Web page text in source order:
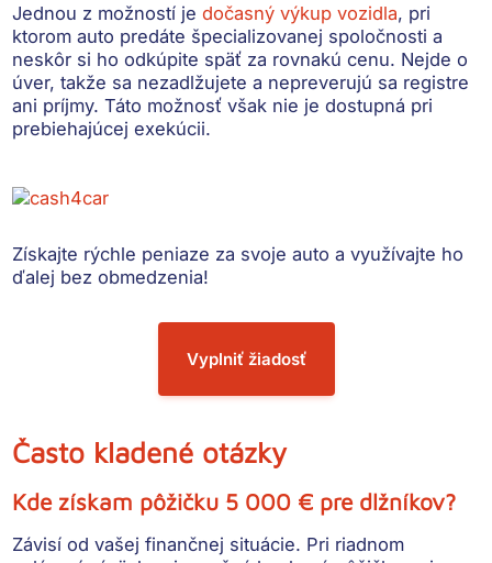
Jednou z možností jedočasný výkup vozidla, pri
ktorom auto predáte špecializovanej spoločnosti a
neskôr si ho odkúpite späť za rovnakú cenu. Nejde o
úver, takže sa nezadlžujete a nepreverujú sa registre
ani príjmy. Táto možnosť však nie je dostupná pri
prebiehajúcej exekúcii.
Získajte rýchle peniaze za svoje auto a využívajte ho
ďalej bez obmedzenia!
Vyplniť žiadosť
Často kladené otázky
Kde získam pôžičku 5 000 € pre dlžníkov?
Závisí od vašej finančnej situácie. Pri riadnom